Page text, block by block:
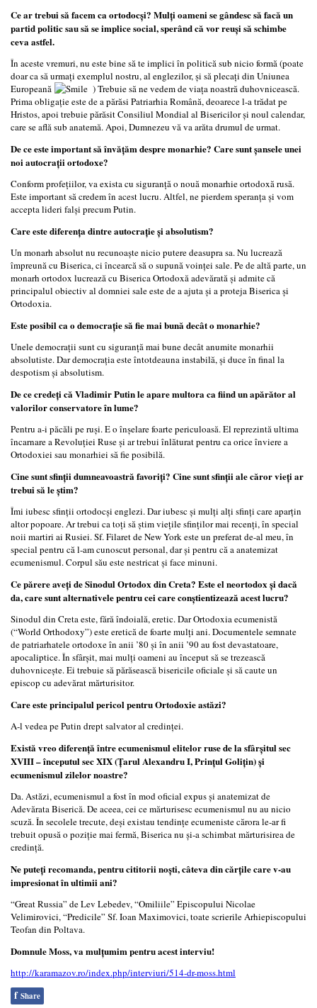
Ce ar trebui să facem ca ortodocși? Mulți oameni se gândesc să facă un
partid politic sau să se implice social, sperând că vor reuși să schimbe
ceva astfel.
În aceste vremuri, nu este bine să te implici în politică sub nicio formă (poate
doar ca să urmați exemplul nostru, al englezilor, și să plecați din Uniunea
Europeană
) Trebuie să ne vedem de viața noastră duhovnicească.
Prima obligație este de a părăsi Patriarhia Română, deoarece l-a trădat pe
Hristos, apoi trebuie părăsit Consiliul Mondial al Bisericilor și noul calendar,
care se află sub anatemă. Apoi, Dumnezeu vă va arăta drumul de urmat.
De ce este important să învățăm despre monarhie? Care sunt șansele unei
noi autocrații ortodoxe?
Conform profețiilor, va exista cu siguranță o nouă monarhie ortodoxă rusă.
Este important să credem în acest lucru. Altfel, ne pierdem speranța și vom
accepta lideri falși precum Putin.
Care este diferența dintre autocrație și absolutism?
Un monarh absolut nu recunoaște nicio putere deasupra sa. Nu lucrează
împreună cu Biserica, ci încearcă să o supună voinței sale. Pe de altă parte, un
monarh ortodox lucrează cu Biserica Ortodoxă adevărată și admite că
principalul obiectiv al domniei sale este de a ajuta și a proteja Biserica și
Ortodoxia.
Este posibil ca o democrație să fie mai bună decât o monarhie?
Unele democrații sunt cu siguranță mai bune decât anumite monarhii
absolutiste. Dar democrația este întotdeauna instabilă, și duce în final la
despotism și absolutism.
De ce credeți că Vladimir Putin le apare multora ca fiind un apărător al
valorilor conservatore în lume?
Pentru a-i păcăli pe ruși. E o înșelare foarte periculoasă. El reprezintă ultima
încarnare a Revoluției Ruse și ar trebui înlăturat pentru ca orice înviere a
Ortodoxiei sau monarhiei să fie posibilă.
Cine sunt sfinții dumneavoastră favoriți? Cine sunt sfinții ale căror vieți ar
trebui să le știm?
Îmi iubesc sfinții ortodocși englezi. Dar iubesc și mulți alți sfinți care aparțin
altor popoare. Ar trebui ca toți să știm viețile sfinților mai recenți, în special
noii martiri ai Rusiei. Sf. Filaret de New York este un preferat de-al meu, în
special pentru că l-am cunoscut personal, dar și pentru că a anatemizat
ecumenismul. Corpul său este nestricat și face minuni.
Ce părere aveți de Sinodul Ortodox din Creta? Este el neortodox și dacă
da, care sunt alternativele pentru cei care conștientizează acest lucru?
Sinodul din Creta este, fără îndoială, eretic. Dar Ortodoxia ecumenistă
(“World Orthodoxy”) este eretică de foarte mulți ani. Documentele semnate
de patriarhatele ortodoxe în anii ’80 și în anii ’90 au fost devastatoare,
apocaliptice. În sfârșit, mai mulți oameni au început să se trezească
duhovnicește. Ei trebuie să părăsească bisericile oficiale și să caute un
episcop cu adevărat mărturisitor.
Care este principalul pericol pentru Ortodoxie astăzi?
A-l vedea pe Putin drept salvator al credinței.
Există vreo diferență între ecumenismul elitelor ruse de la sfârșitul sec
XVIII – începutul sec XIX (Țarul Alexandru I, Prințul Golițin) și
ecumenismul zilelor noastre?
Da. Astăzi, ecumenismul a fost în mod oficial expus și anatemizat de
Adevărata Biserică. De aceea, cei ce mărturisesc ecumenismul nu au nicio
scuză. În secolele trecute, deși existau tendințe ecumeniste cărora le-ar fi
trebuit opusă o poziție mai fermă, Biserica nu și-a schimbat mărturisirea de
credință.
Ne puteți recomanda, pentru cititorii noști, câteva din cărțile care v-au
impresionat în ultimii ani?
“Great Russia” de Lev Lebedev, “Omiliile” Episcopului Nicolae
Velimirovici, “Predicile” Sf. Ioan Maximovici, toate scrierile Arhiepiscopului
Teofan din Poltava.
Domnule Moss, va mulțumim pentru acest interviu!
http://karamazov.ro/index.php/interviuri/514-dr-moss.html
f Share